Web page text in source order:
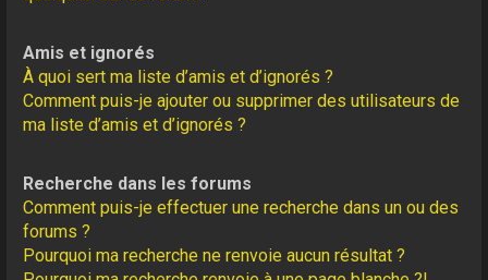
Amis et ignorés
À quoi sert ma liste d’amis et d’ignorés ?
Comment puis-je ajouter ou supprimer des utilisateurs de
ma liste d’amis et d’ignorés ?
Recherche dans les forums
Comment puis-je effectuer une recherche dans un ou des
forums ?
Pourquoi ma recherche ne renvoie aucun résultat ?